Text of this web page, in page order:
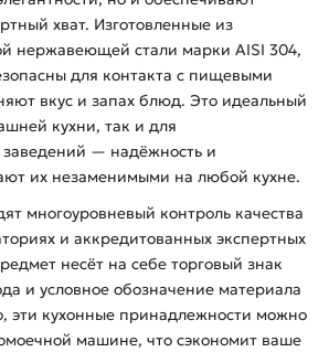
хват. Изготовленные из
нержавеющей стали марки AISI 304,
для контакта с пищевыми
вкус и запах блюд. Это идеальный
кухни, так и для
— надёжность и
их незаменимыми на любой кухне.
многоуровневый контроль качества
и аккредитованных экспертных
несёт на себе торговый знак
и условное обозначение материала
эти кухонные принадлежности можно
машине, что сэкономит ваше